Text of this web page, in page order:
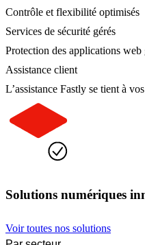
Contrôle et flexibilité optimisés
Services de sécurité gérés
Protection des applications web
Assistance client
L’assistance Fastly se tient à
Solutions numériques
Voir toutes nos solutions